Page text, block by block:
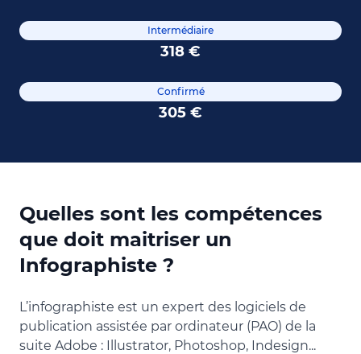
Intermédiaire
318 €
Confirmé
305 €
Quelles sont les compétences
que doit maitriser un
Infographiste ?
L’infographiste est un expert des logiciels de
publication assistée par ordinateur (PAO) de la
suite Adobe : Illustrator, Photoshop, Indesign...